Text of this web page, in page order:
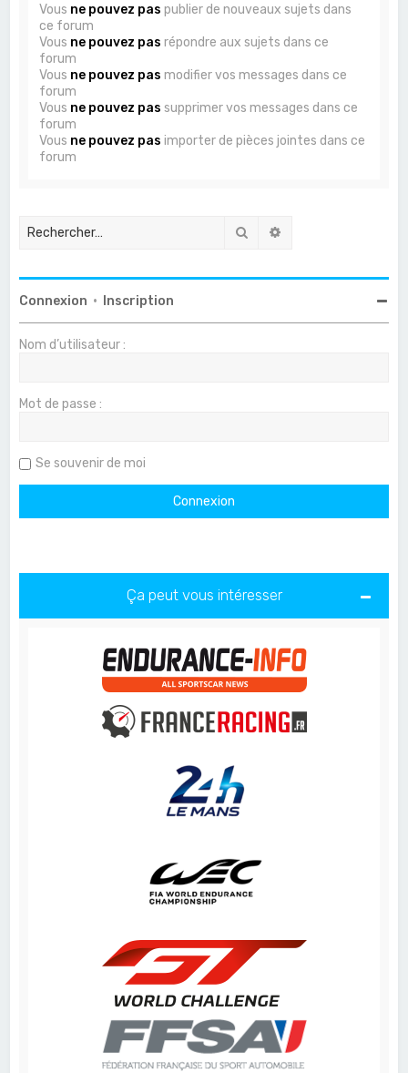
Vous ne pouvez pas publier de nouveaux sujets dans
ce forum
Vous ne pouvez pas répondre aux sujets dans ce
forum
Vous ne pouvez pas modifier vos messages dans ce
forum
Vous ne pouvez pas supprimer vos messages dans ce
forum
Vous ne pouvez pas importer de pièces jointes dans ce
forum
Rechercher
Connexion • Inscription
Nom d’utilisateur :
Mot de passe :
Se souvenir de moi
Ça peut vous intéresser